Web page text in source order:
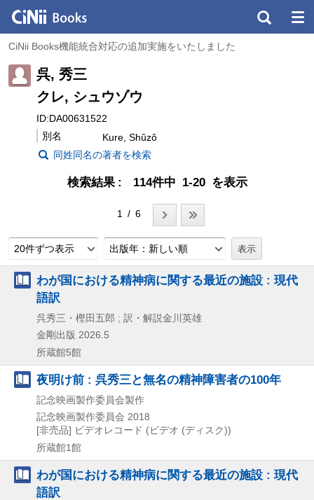
CiNii Books機能統合対応の追加実施をいたしました
呉, 秀三
クレ, シュウゾウ
ID:DA00631522
別名
Kure, Shûzô
同姓同名の著者を検索
検索結果 114件中 1-20 を表示
1 / 6
20件ずつ表示 出版年：新しい順
わが国における精神病に関する最近の施設 : 現代
語訳
呉秀三・樫田五郎 ; 訳・解説金川英雄
金剛出版 2026.5
所蔵館5館
夜明け前 : 呉秀三と無名の精神障害者の100年
記念映画製作委員会製作
記念映画製作委員会 2018
[非売品] ビデオレコード (ビデオ (ディスク))
所蔵館1館
わが国における精神病に関する最近の施設 : 現代
語訳